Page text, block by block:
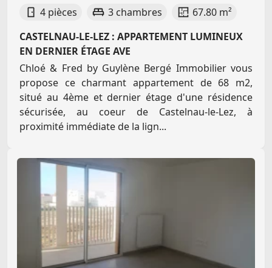
4 pièces 3 chambres
67.80 m²
CASTELNAU-LE-LEZ : APPARTEMENT LUMINEUX
EN DERNIER ÉTAGE AVE
Chloé & Fred by Guylène Bergé Immobilier vous
propose ce charmant appartement de 68 m2,
situé au 4ème et dernier étage d'une résidence
sécurisée, au coeur de Castelnau-le-Lez, à
proximité immédiate de la lign...